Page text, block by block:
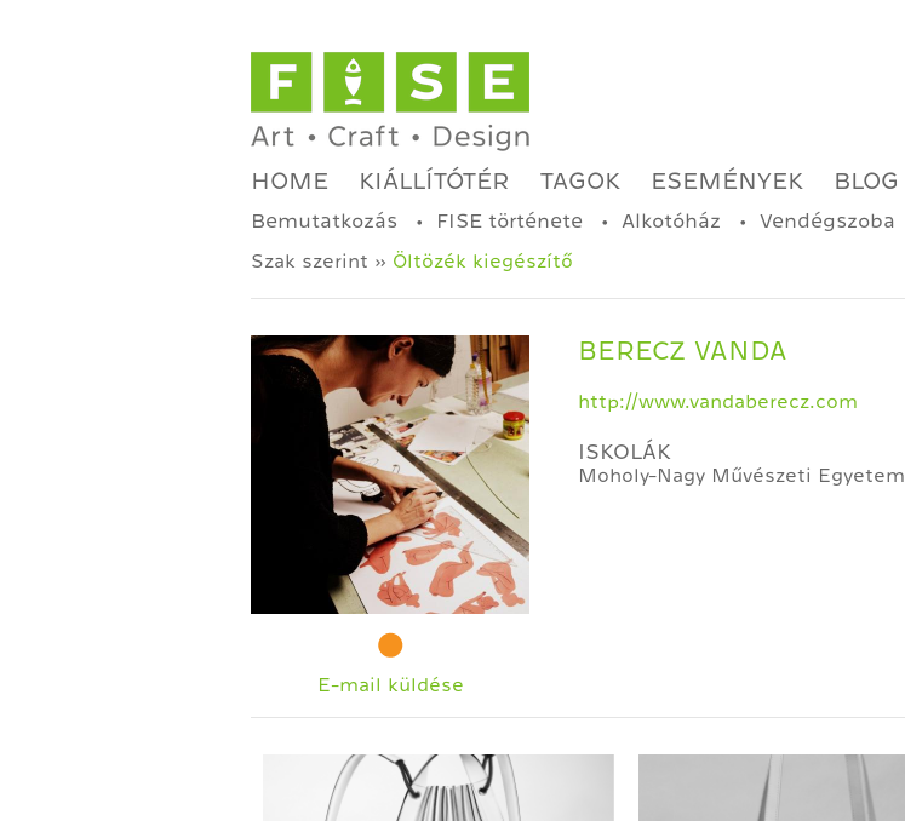
HOME KIÁLLÍTÓTÉR TAGOK ESEMÉNYEK BLOG
Bemutatkozás FISE története Alkotóház Vendégszoba
Szak szerint » Öltözék kiegészítő
E-mail küldése
BERECZ VANDA
http://www.vandaberecz.com
ISKOLÁK
Moholy-Nagy Művészeti Egyetem